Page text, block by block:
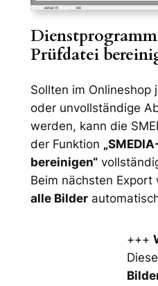
Prüfdatei
Sollten im Onlineshop
oder unvollständige
werden, kann die
der Funktion
bereinigen“
Beim nächsten
alle Bilder
+++